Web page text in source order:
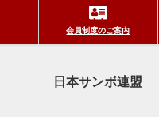
会員制度のご案内
日本サンボ連盟